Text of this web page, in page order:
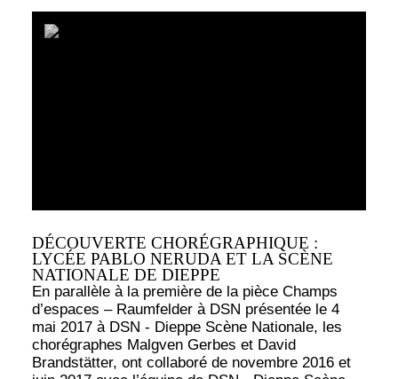
DÉCOUVERTE CHORÉGRAPHIQUE :
LYCÉE PABLO NERUDA ET LA SCÈNE
NATIONALE DE DIEPPE
En parallèle à la première de la pièce Champs
d’espaces – Raumfelder à DSN présentée le 4
mai 2017 à DSN - Dieppe Scène Nationale, les
chorégraphes Malgven Gerbes et David
Brandstätter, ont collaboré de novembre 2016 et